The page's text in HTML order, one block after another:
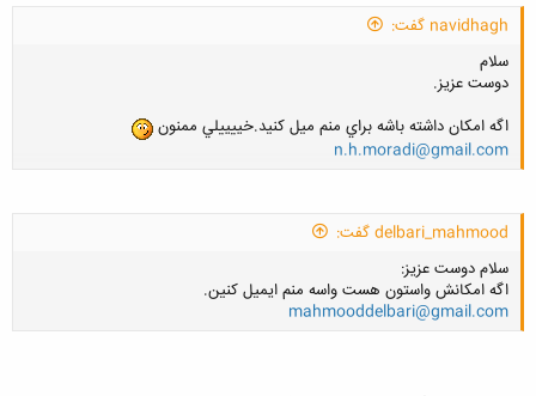
navidhagh گفت:
سلام
دوست عزيز.
اگه امكان داشته باشه براي منم ميل كنيد.خييييلي ممنون
n.h.moradi@gmail.com
کلیک کنید تا باز شود...
delbari_mahmood گفت:
سلام دوست عزيز:
اگه امكانش واستون هست واسه منم ايميل كنين.
mahmooddelbari@gmail.com